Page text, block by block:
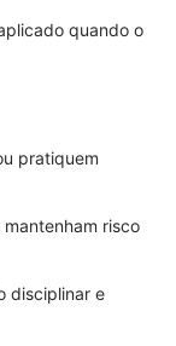
quando o
pratiquem
risco
disciplinar e